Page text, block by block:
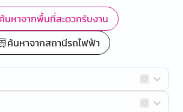
ค้นหาจากพื้นที่สะดวกรับงาน
ค้นหาจากสถานีรถไฟฟ้า